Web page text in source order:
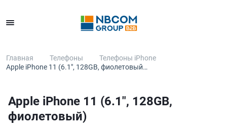
Главная Телефоны
Телефоны iPhone
Apple iPhone 11 (6.1", 128GB, фиолетовый…
Apple iPhone 11 (6.1", 128GB,
фиолетовый)